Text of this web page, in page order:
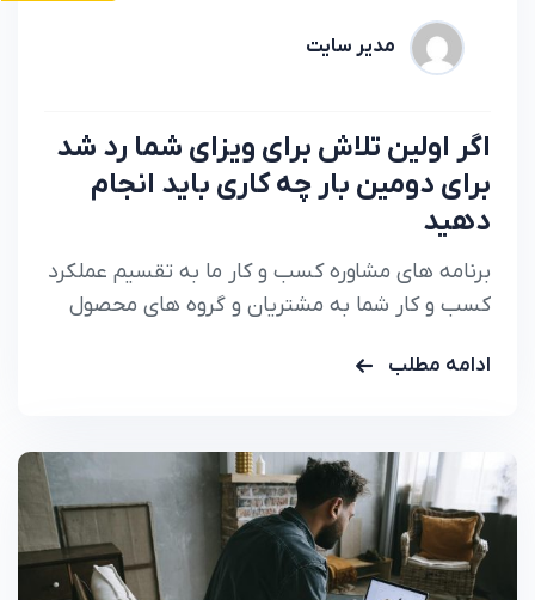
مدیر سایت
اگر اولین تلاش برای ویزای شما رد شد
برای دومین بار چه کاری باید انجام
دهید
برنامه های مشاوره کسب و کار ما به تقسیم عملکرد
کسب و کار شما به مشتریان و گروه های محصول
ادامه مطلب